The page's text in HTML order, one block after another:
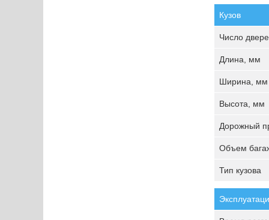
Кузов
Число
Длина, мм
Ширина, мм
Высота, мм
Дорожный
Объем
Тип кузова